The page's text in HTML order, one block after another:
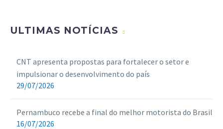
ULTIMAS NOTÍCIAS
CNT apresenta propostas para fortalecer o setor e
impulsionar o desenvolvimento do país
29/07/2026
Pernambuco recebe a final do melhor motorista do Brasil
16/07/2026